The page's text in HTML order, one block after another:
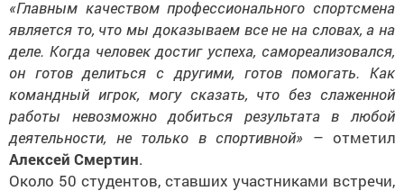
«Главным качеством профессионального спортсмена
является то, что мы доказываем все не на словах, а на
деле. Когда человек достиг успеха, самореализовался,
он готов делиться с другими, готов помогать. Как
командный игрок, могу сказать, что без слаженной
работы невозможно добиться результата в любой
деятельности, не только в спортивной» – отметил
Алексей Смертин.
Около 50 студентов, ставших участниками встречи,